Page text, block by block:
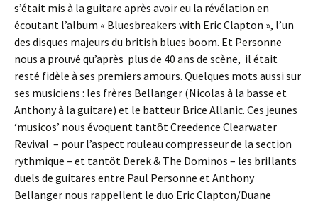
s’était mis à la guitare après avoir eu la révélation en
écoutant l’album « Bluesbreakers with Eric Clapton », l’un
des disques majeurs du british blues boom. Et Personne
nous a prouvé qu’après plus de 40 ans de scène, il était
resté fidèle à ses premiers amours. Quelques mots aussi sur
ses musiciens : les frères Bellanger (Nicolas à la basse et
Anthony à la guitare) et le batteur Brice Allanic. Ces jeunes
‘musicos’ nous évoquent tantôt Creedence Clearwater
Revival – pour l’aspect rouleau compresseur de la section
rythmique – et tantôt Derek & The Dominos – les brillants
duels de guitares entre Paul Personne et Anthony
Bellanger nous rappellent le duo Eric Clapton/Duane